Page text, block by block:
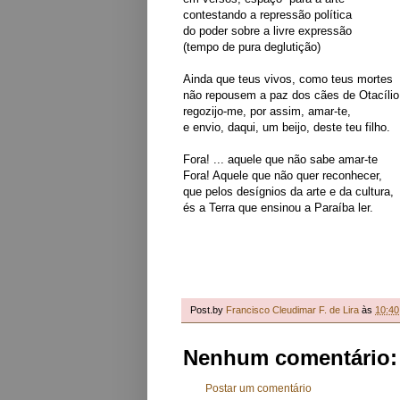
contestando a repressão política
do poder sobre a livre expressão
(tempo de pura deglutição)
Ainda que teus vivos, como teus mortes
não repousem a paz dos cães de
regozijo-me, por assim, amar-te,
e envio, daqui, um beijo, deste teu filho.
Fora! ... aquele que não sabe amar-te
Fora! Aquele que não quer reconhecer,
que pelos desígnios da arte e da cultura,
és a Terra que ensinou a Paraíba ler.
Post.by Francisco Cleudimar F. de Lira às 10:40
Nenhum comentário:
Postar um comentário